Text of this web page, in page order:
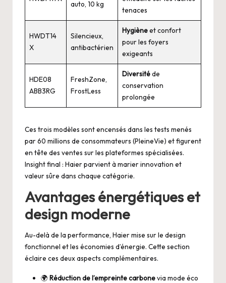
auto, 10 kg
tenaces
HWDT14
X
Silencieux,
antibactérien
Hygièneet confort
pour les foyers
exigeants
HDE08
ABB3RG
FreshZone,
FrostLess
Diversitéde
conservation
prolongée
Ces trois modèles sont encensés dans les tests menés
par 60 millions de consommateurs (PleineVie) et figurent
en tête des ventes sur les plateformes spécialisées.
Insight final : Haier parvient à marier innovation et
valeur sûre dans chaque catégorie.
Avantages énergétiques et
design moderne
Au-delà de la performance, Haier mise sur le design
fonctionnel et les économies d’énergie. Cette section
éclaire ces deux aspects complémentaires.
🌍 Réduction de l’empreinte carbonevia mode éco